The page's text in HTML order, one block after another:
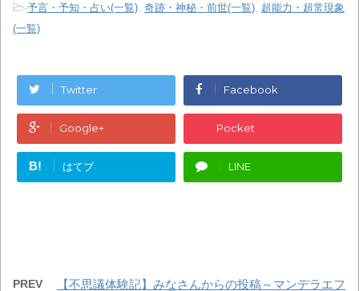
-予言・予知・占い(一覧) 奇跡・神秘・前世(一覧) 超能力・超常現象
(一覧)
Twitter Facebook
Google+ Pocket
B! はてブ LINE
PREV 【不思議体験記】みなさんからの投稿～マンデラエフ